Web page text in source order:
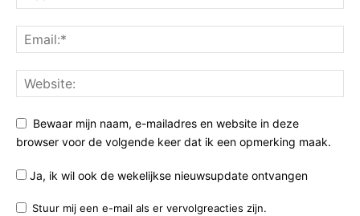
Bewaar mijn naam, e-mailadres en website in deze
browser voor de volgende keer dat ik een opmerking maak.
Ja, ik wil ook de wekelijkse nieuwsupdate ontvangen
Stuur mij een e-mail als er vervolgreacties zijn.